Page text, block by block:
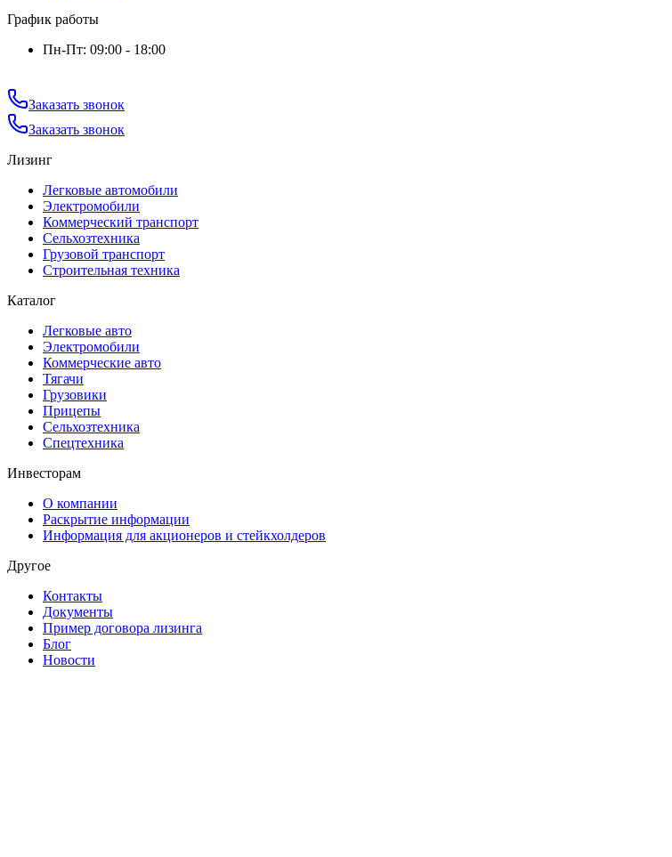
График работы
Пн-Пт: 09:00 - 18:00
Заказать звонок
Заказать звонок
Лизинг
Легковые автомобили
Электромобили
Коммерческий транспорт
Сельхозтехника
Грузовой транспорт
Строительная техника
Каталог
Легковые авто
Электромобили
Коммерческие авто
Тягачи
Грузовики
Прицепы
Сельхозтехника
Спецтехника
Инвесторам
О компании
Раскрытие информации
Информация для акционеров и стейкхолдеров
Другое
Контакты
Документы
Пример договора лизинга
Блог
Новости